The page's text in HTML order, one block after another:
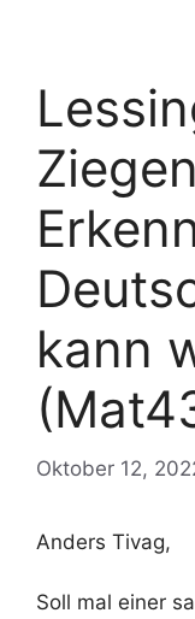
kann
Oktober 12,
Anders Tivag,
Soll mal einer